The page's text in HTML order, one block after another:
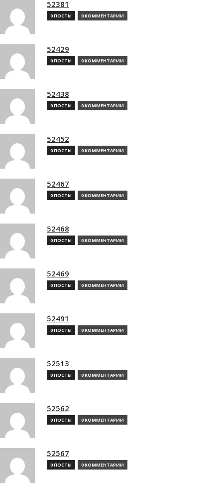
52381
0 ПОСТЫ 0 КОММЕНТАРИИ
52429
0 ПОСТЫ 0 КОММЕНТАРИИ
52438
0 ПОСТЫ 0 КОММЕНТАРИИ
52452
0 ПОСТЫ 0 КОММЕНТАРИИ
52467
0 ПОСТЫ 0 КОММЕНТАРИИ
52468
0 ПОСТЫ 0 КОММЕНТАРИИ
52469
0 ПОСТЫ 0 КОММЕНТАРИИ
52491
0 ПОСТЫ 0 КОММЕНТАРИИ
52513
0 ПОСТЫ 0 КОММЕНТАРИИ
52562
0 ПОСТЫ 0 КОММЕНТАРИИ
52567
0 ПОСТЫ 0 КОММЕНТАРИИ